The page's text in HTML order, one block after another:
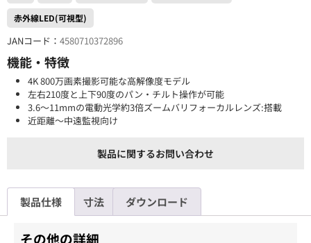
赤外線LED(可視型)
JANコード： 4580710372896
機能・特徴
4K 800万画素撮影可能な高解像度モデル
左右210度と上下90度のパン・チルト操作が可能
3.6～11mmの電動光学約3倍ズームバリフォーカルレンズ:搭載
近距離～中遠監視向け
製品に関するお問い合わせ
製品仕様 寸法 ダウンロード
その他の詳細